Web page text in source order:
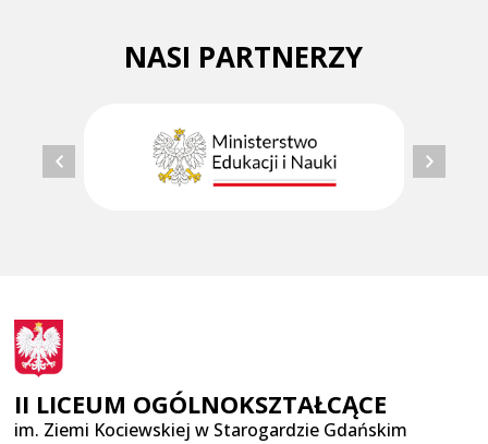
NASI PARTNERZY
II LICEUM OGÓLNOKSZTAŁCĄCE
im. Ziemi Kociewskiej w Starogardzie Gdańskim